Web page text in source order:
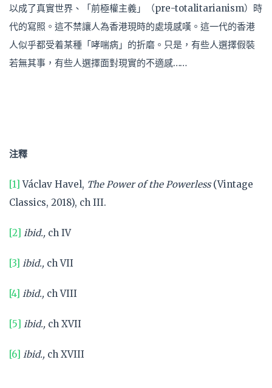
以成了真實世界、「前極權主義」（pre-totalitarianism）時
代的寫照。這不禁讓人為香港現時的處境感嘆。這一代的香港
人似乎都受着某種「哮喘病」的折磨。只是，有些人選擇假裝
若無其事，有些人選擇面對現實的不適感……
注釋
[1] Václav Havel, The Power of the Powerless(Vintage
Classics, 2018), ch III.
[2] ibid., ch IV
[3] ibid., ch VII
[4] ibid., ch VIII
[5] ibid., ch XVII
[6] ibid., ch XVIII